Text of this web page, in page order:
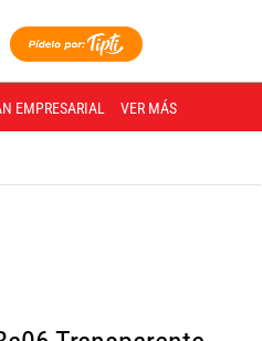
EMPRESARIAL VER MÁS